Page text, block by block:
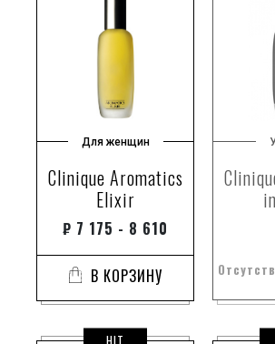
Для женщин
Clinique Aromatics
Elixir
₽ 7 175 - 8 610
В КОРЗИНУ
HIT